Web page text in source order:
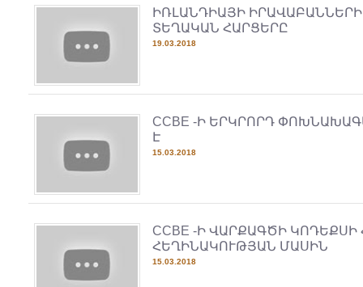
ԻՌԼԱՆԴԻԱՅԻ
ՏԵՂԱԿԱՆ ՀԱՐՑԵՐԸ
19.03.2018
CCBE -Ի ԵՐԿՐՈՐԴ
Է
15.03.2018
CCBE -Ի ՎԱՐՔԱԳԾԻ
ՀԵՂԻՆԱԿՈՒԹՅԱՆ ՄԱՍԻՆ
15.03.2018